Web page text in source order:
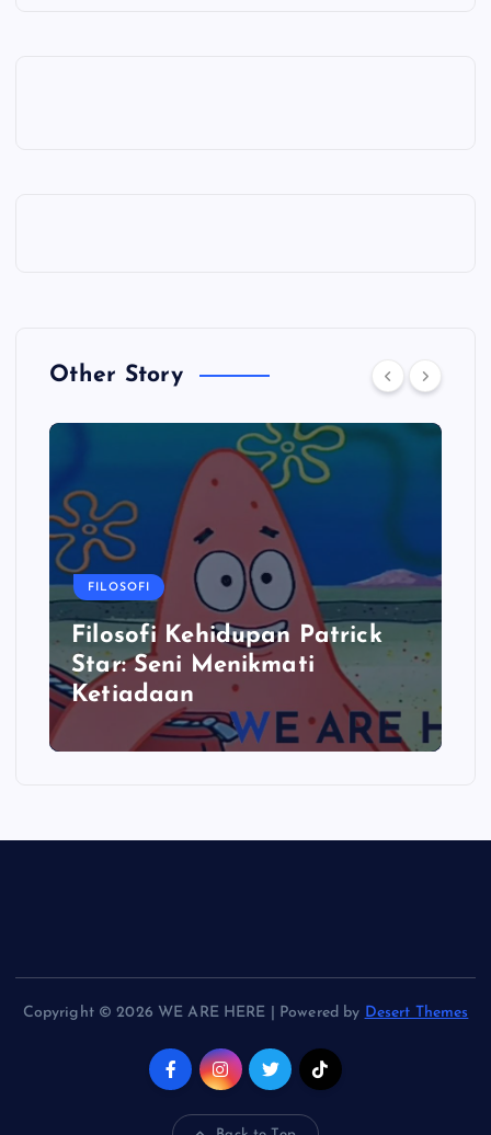
Other Story
FILOSOFI
Filosofi Kehidupan Patrick
Star: Seni Menikmati
Ketiadaan
Copyright © 2026 WE ARE HERE | Powered by Desert Themes